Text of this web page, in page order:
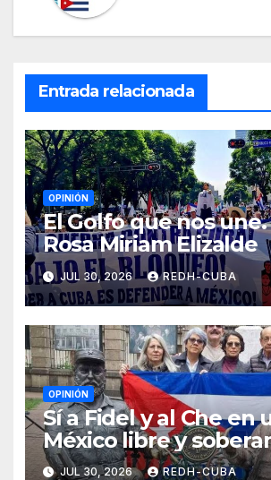
Entrada relacionada
OPINIÓN
El Golfo que nos
Rosa Miriam Elizalde
JUL 30, 2026 REDH-CUBA
OPINIÓN
Sí a Fidel y al Che en
México libre y
Luis Manuel Arce
JUL 30, 2026 REDH-CUBA